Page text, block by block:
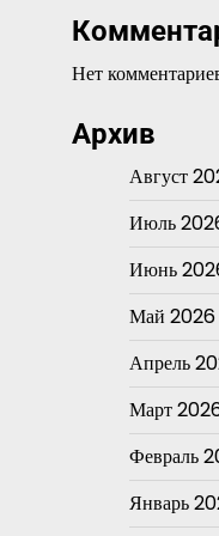
Нет
Архив
Август
Июль
Июнь
Май 2026
Апрель
Март
Февраль
Январь